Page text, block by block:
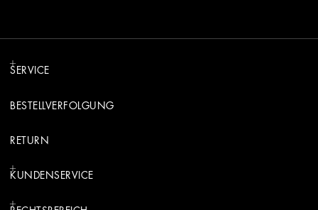
SERVICE
BESTELLVERFOLGUNG
RETURN
KUNDENSERVICE